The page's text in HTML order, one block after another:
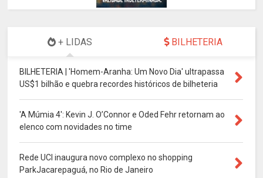
+ LIDAS BILHETERIA
BILHETERIA | 'Homem-Aranha: Um Novo Dia' ultrapassa
US$1 bilhão e quebra recordes históricos de bilheteria
'A Múmia 4': Kevin J. O’Connor e Oded Fehr retornam ao
elenco com novidades no time
Rede UCI inaugura novo complexo no shopping
ParkJacarepaguá, no Rio de Janeiro